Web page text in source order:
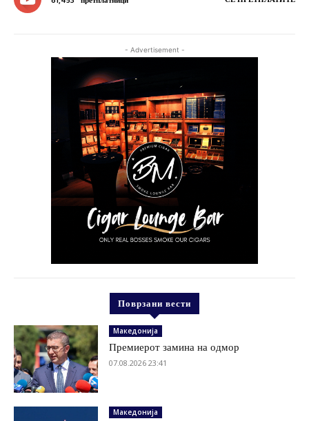
- Advertisement -
Поврзани вести
Македонија
Премиерот замина на одмор
07.08.2026 23:41
Македонија